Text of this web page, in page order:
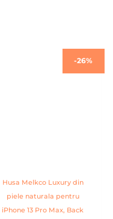
-26%
Husa Melkco Luxury din
piele naturala pentru
iPhone 13 Pro Max, Back
Prețul